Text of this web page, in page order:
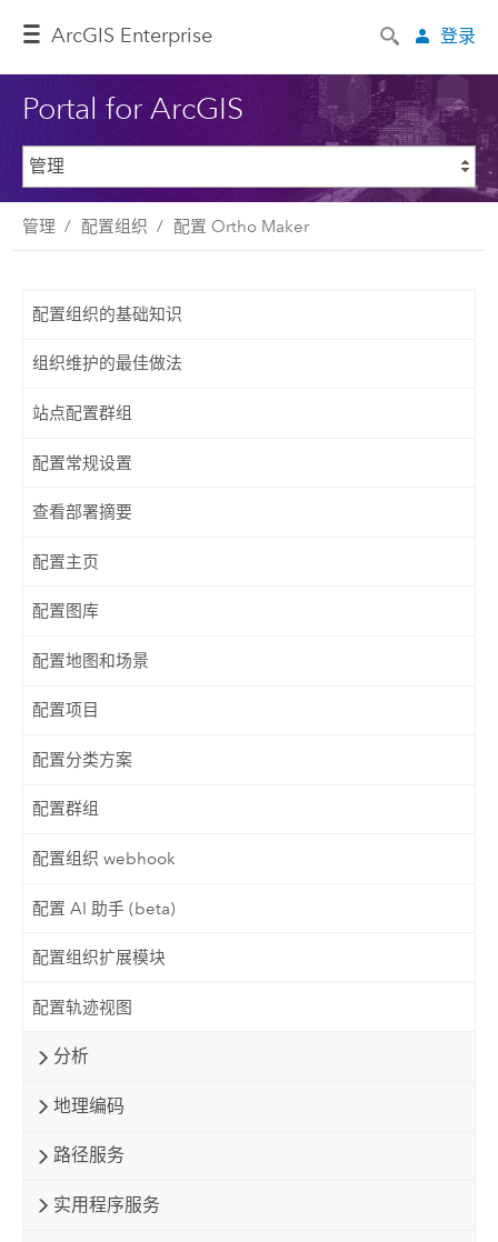
ArcGIS Enterprise 登录
Portal for ArcGIS
管理 配置组织 配置 Ortho Maker
配置组织的基础知识
组织维护的最佳做法
站点配置群组
配置常规设置
查看部署摘要
配置主页
配置图库
配置地图和场景
配置项目
配置分类方案
配置群组
配置组织 webhook
配置 AI 助手 (beta)
配置组织扩展模块
配置轨迹视图
分析
地理编码
路径服务
实用程序服务